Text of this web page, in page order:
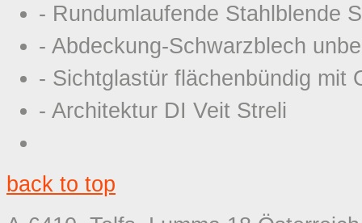
- Rundumlaufende Stahlblende
- Abdeckung-Schwarzblech
- Sichtglastür flächenbündig mit
- Architektur DI Veit Streli
back to top